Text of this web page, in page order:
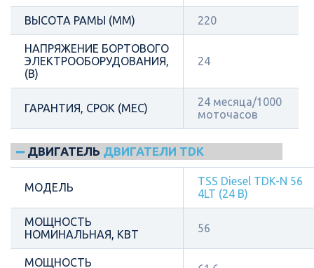
ВЫСОТА РАМЫ (ММ) 220
НАПРЯЖЕНИЕ БОРТОВОГО
ЭЛЕКТРООБОРУДОВАНИЯ,
(В)
24
ГАРАНТИЯ, СРОК (МЕС)
24 месяца/1000
моточасов
ДВИГАТЕЛЬ ДВИГАТЕЛИ TDK
МОДЕЛЬ
TSS Diesel TDK-N 56
4LT (24 В)
МОЩНОСТЬ
НОМИНАЛЬНАЯ, КВТ
56
МОЩНОСТЬ